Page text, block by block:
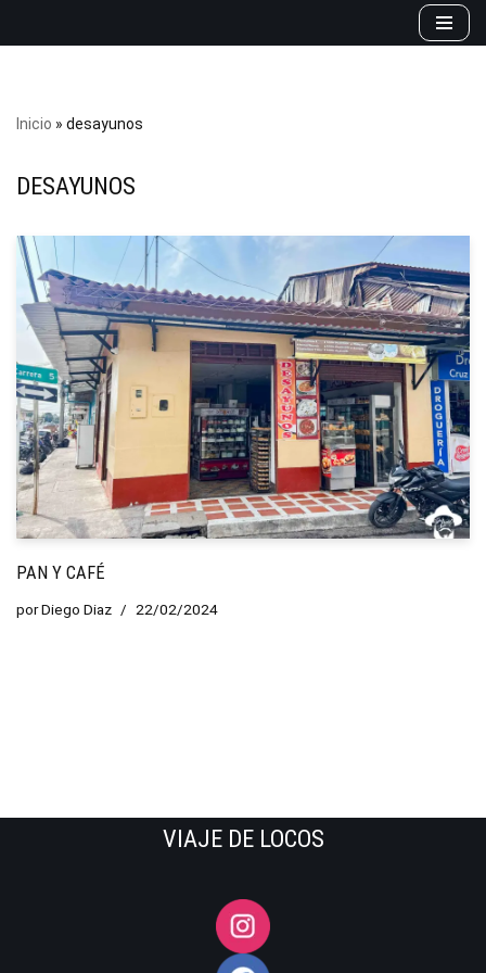
Inicio » desayunos
DESAYUNOS
PAN Y CAFÉ
porDiego Diaz 22/02/2024
VIAJE DE LOCOS